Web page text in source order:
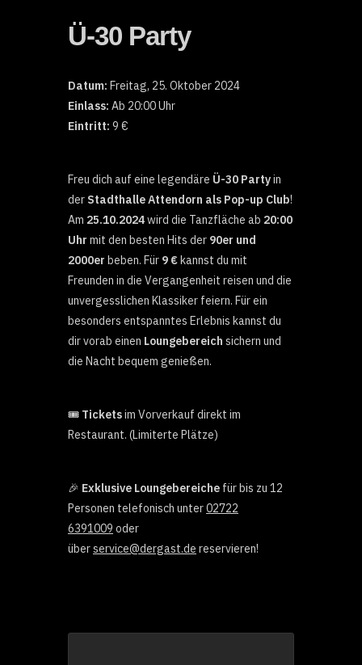
Ü-30 Party
Datum: Freitag, 25. Oktober 2024
Einlass: Ab 20:00 Uhr
Eintritt: 9 €
Freu dich auf eine legendäre Ü-30 Partyin
der Stadthalle Attendorn als Pop-up Club!
Am 25.10.2024wird die Tanzfläche ab 20:00
Uhr mit den besten Hits der 90er und
2000er beben. Für 9 €kannst du mit
Freunden in die Vergangenheit reisen und die
unvergesslichen Klassiker feiern. Für ein
besonders entspanntes Erlebnis kannst du
dir vorab einen Loungebereich sichern und
die Nacht bequem genießen.
🎟️ Ticketsim Vorverkauf direkt im
Restaurant. (Limiterte Plätze)
🎉 Exklusive Loungebereiche für bis zu 12
Personen telefonisch unter02722
6391009 oder
überservice@dergast.de reservieren!